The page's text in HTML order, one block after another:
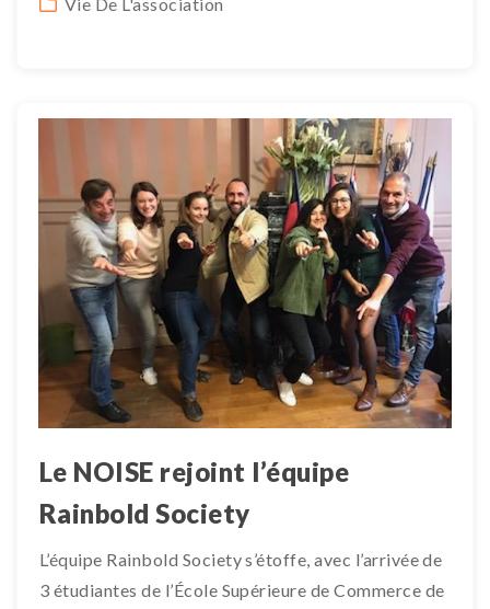
Le NOISE rejoint l’équipe
Rainbold Society
L’équipe Rainbold Society s’étoffe, avec l’arrivée de
3 étudiantes de l’École Supérieure de Commerce de